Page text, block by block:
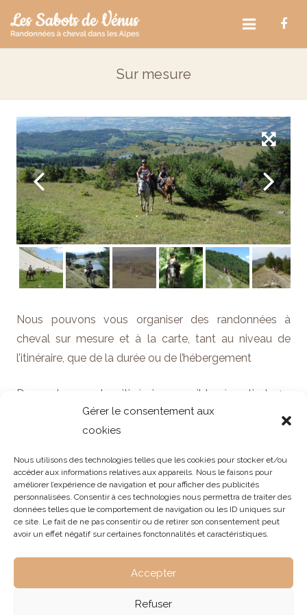
Gérer le consentement aux
cookies
Nous utilisons des technologies telles que les cookies pour stocker et/ou
accéder aux informations relatives aux appareils. Nous le faisons pour
améliorer l’expérience de navigation et pour afficher des publicités
personnalisées. Consentir à ces technologies nous permettra de traiter des
données telles que le comportement de navigation ou les ID uniques sur
ce site. Le fait de ne pas consentir ou de retirer son consentement peut
avoir un effet négatif sur certaines fonctonnalités et caractéristiques.
Accepter
Refuser
Randonnées à cheval
Hébergement
Infos pratiques
Contact
Sur mesure
Nous pouvons vous organiser des randonnées à
cheval sur mesure et à la carte, tant au niveau de
l’itinéraire, que de la durée ou de l’hébergement
De nombreux autres itinéraires possibles à partir de 4
personnes : Champsaur, Vercors, Trièves….
garçons, carte cadeau……
N’hésitez pas à nous contacter
Demande de renseignements ou
réservation